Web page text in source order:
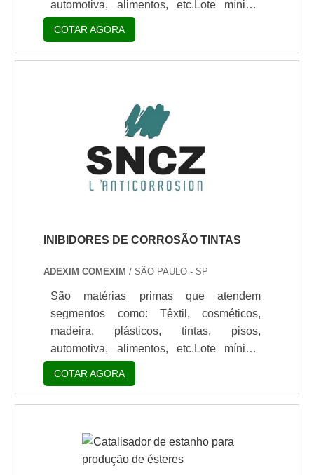
automotiva, alimentos, etc.Lote mínimo
de: 1 embalagem - 20kgSaiba mais sobre
a fábricaUma fabrica de resina poliester é
extremamente importante para as mais
diversos tipos de serviços e materiais. O
produto é transformado do seu estado
liquido para o sólido, através do processo
de polimerização.A resina poliéster é
composto.
COTAR AGORA
INIBIDORES DE CORROSÃO TINTAS
ADEXIM COMEXIM / SÃO PAULO - SP
São matérias primas que atendem
segmentos como: Têxtil, cosméticos,
madeira, plásticos, tintas, pisos,
automotiva, alimentos, etc.Lote mínimo
de: 1 embalagem - 20kgCaracterística do
inibidores de corrosão SNCZOs produtos
SNCZ são inibidores de corrosão
desempenho ativados e polifosfatos para
atender à crescente demanda por
COTAR AGORA